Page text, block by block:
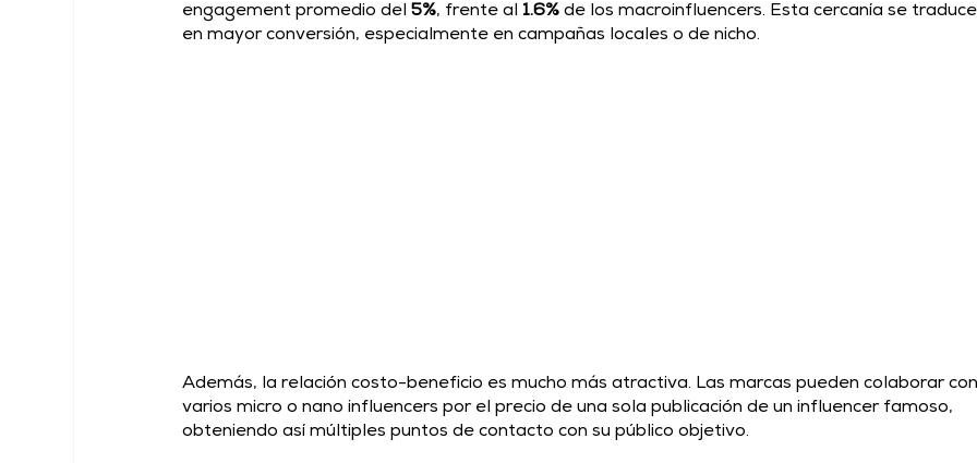
engagement promedio del 5%, frente al 1.6% de los macroinfluencers. Esta cercanía se
en mayor conversión, especialmente en campañas locales o de nicho.
Además, la relación costo-beneficio es mucho más atractiva. Las marcas pueden colaborar
varios micro o nano influencers por el precio de una sola publicación de un influencer famoso,
obteniendo así múltiples puntos de contacto con su público objetivo.